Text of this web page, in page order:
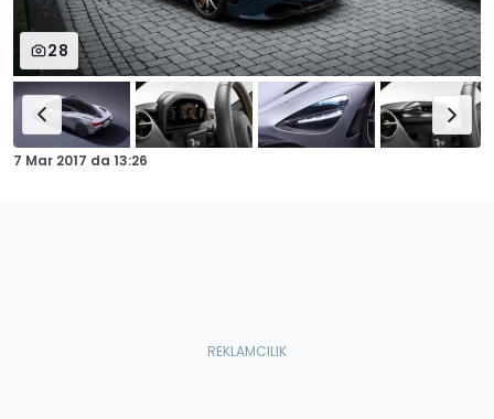
28
7 Mar 2017 da 13:26